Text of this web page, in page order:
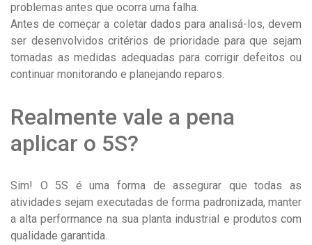
problemas antes que ocorra uma falha.
Antes de começar a coletar dados para analisá-los, devem
ser desenvolvidos critérios de prioridade para que sejam
tomadas as medidas adequadas para corrigir defeitos ou
continuar monitorando e planejando reparos.
Realmente vale a pena
aplicar o 5S?
Sim! O 5S é uma forma de assegurar que todas as
atividades sejam executadas de forma padronizada, manter
a alta performance na sua planta industrial e produtos com
qualidade garantida.